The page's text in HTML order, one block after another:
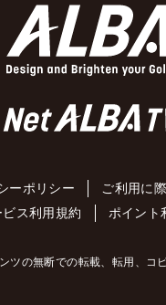
ーポリシー ご利用に
ス利用規約 ポイント
ツの無断での転載、転用、コ